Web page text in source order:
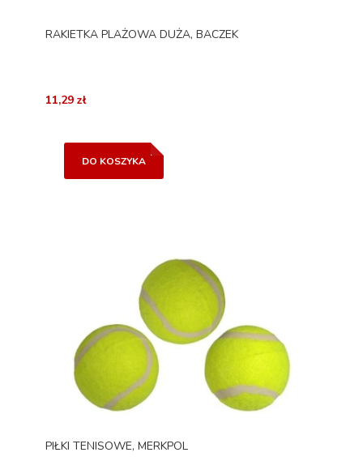
RAKIETKA PLAŻOWA DUŻA, BACZEK
11,29 zł
DO KOSZYKA
PIŁKI TENISOWE, MERKPOL